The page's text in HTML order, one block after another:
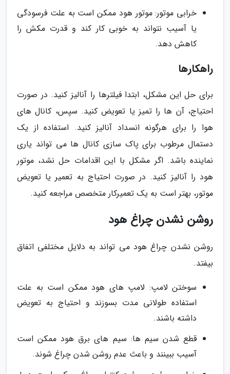
خرابی موتور: موتور هود ممکن است به علت فرسودگی
یا آسیب نتواند به خوبی کار کند و قدرت مکش را
کاهش دهد.
راهکارها
برای حل این مشکل، ابتدا فیلترها را آنالیز کنید. در صورت
احتیاج، آن ها را تمیز یا تعویض کنید. سپس، کانال های
هوا را برای هرگونه انسداد آنالیز کنید. استفاده از یک
دستمال مرطوب برای پاک سازی کانال ها می تواند یاری
نماینده باشد. اگر مشکل با این اقدامات حل نشد، موتور
هود را آنالیز کنید. در صورت احتیاج به تعمیر یا تعویض
موتور، بهتر است به یک تعمیرکار متخصص مراجعه کنید.
روشن نشدن چراغ هود
روشن نشدن چراغ هود می تواند به دلایل مختلفی اتفاق
بیفتد.
سوختن لامپ: لامپ های هود ممکن است به علت
استفاده طولانی مدت بسوزند و احتیاج به تعویض
داشته باشند.
قطع شدن سیم ها: سیم های برق هود ممکن است
آسیب ببینند و باعث عدم روشن شدن چراغ شوند.